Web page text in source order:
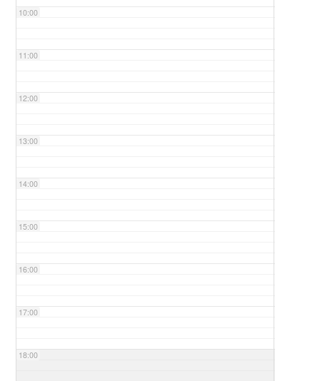
10:00
11:00
12:00
13:00
14:00
15:00
16:00
17:00
18:00